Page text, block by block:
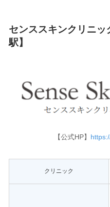
センススキンクリニッ
駅】
【公式HP】
クリニック